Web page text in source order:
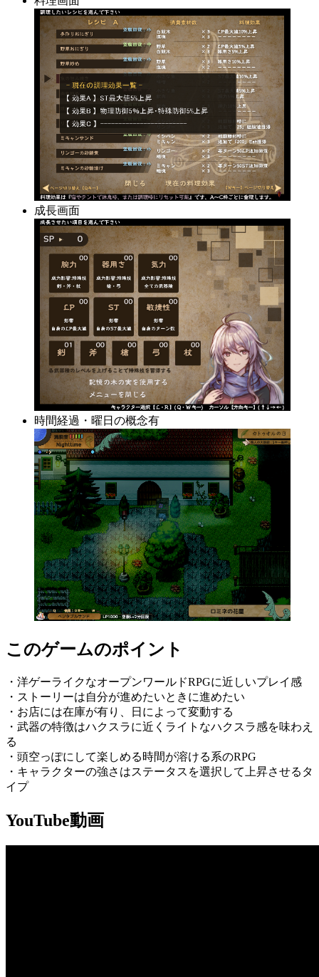
成長画面
時間経過・曜日の概念有
このゲームのポイント
・洋ゲーライクなオープンワールドRPGに近しいプレイ感
・ストーリーは自分が進めたいときに進めたい
・お店には在庫が有り、日によって変動する
・武器の特徴はハクスラに近くライトなハクスラ感を味わえ
る
・頭空っぽにして楽しめる時間が溶ける系のRPG
・キャラクターの強さはステータスを選択して上昇させるタ
イプ
YouTube動画